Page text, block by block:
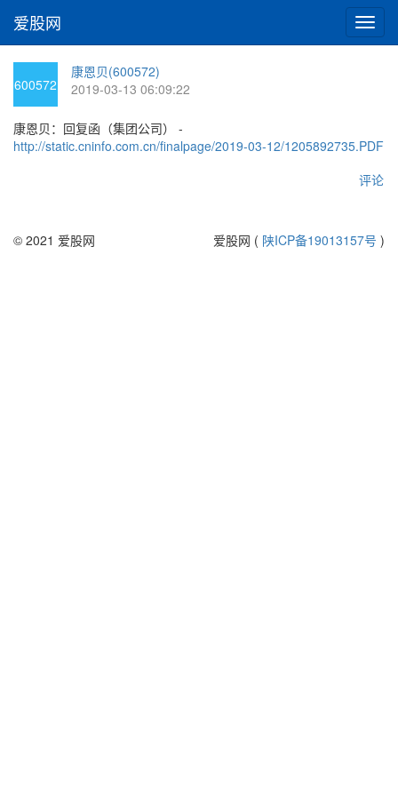
切
换
爱股网
600572
康恩贝(600572)
2019-03-13 06:09:22
康恩贝：回复函（集团公司） -
http://static.cninfo.com.cn/finalpage/2019-03-12/1205892735.PDF
评论
© 2021 爱股网 爱股网 ( 陕ICP备19013157号 )